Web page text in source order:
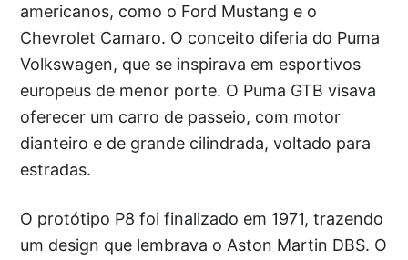
americanos, como o Ford Mustang e o
Chevrolet Camaro. O conceito diferia do Puma
Volkswagen, que se inspirava em esportivos
europeus de menor porte. O Puma GTB visava
oferecer um carro de passeio, com motor
dianteiro e de grande cilindrada, voltado para
estradas.
O protótipo P8 foi finalizado em 1971, trazendo
um design que lembrava o Aston Martin DBS. O